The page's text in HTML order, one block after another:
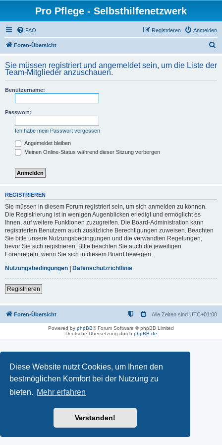
Diese Website nutzt Cookies, um Ihnen den
bestmöglichen Komfort bei der Nutzung zu
bieten. Mehr erfahren
Verstanden!
Pro Pflege - Selbsthilfenetzwerk
FAQ Anmelden
Registrieren
Foren-Übersicht
h
Sie müssen registriert und angemeldet sein, um die Liste der
Team-Mitglieder anzuschauen.
Benutzername:
Passwort:
Ich habe mein Passwort vergessen
Angemeldet bleiben
Meinen Online-Status während dieser Sitzung verbergen
REGISTRIEREN
Sie müssen in diesem Forum registriert sein, um sich anmelden zu können.
Die Registrierung ist in wenigen Augenblicken erledigt und ermöglicht es
Ihnen, auf weitere Funktionen zuzugreifen. Die Board-Administration kann
registrierten Benutzern auch zusätzliche Berechtigungen zuweisen. Beachten
Sie bitte unsere Nutzungsbedingungen und die verwandten Regelungen,
bevor Sie sich registrieren. Bitte beachten Sie auch die jeweiligen
Forenregeln, wenn Sie sich in diesem Board bewegen.
Nutzungsbedingungen | Datenschutzrichtlinie
Registrieren
Foren-Übersicht Alle Zeiten sind UTC+01:00
Powered by phpBB® Forum Software © phpBB Limited
Deutsche Übersetzung durch phpBB.de